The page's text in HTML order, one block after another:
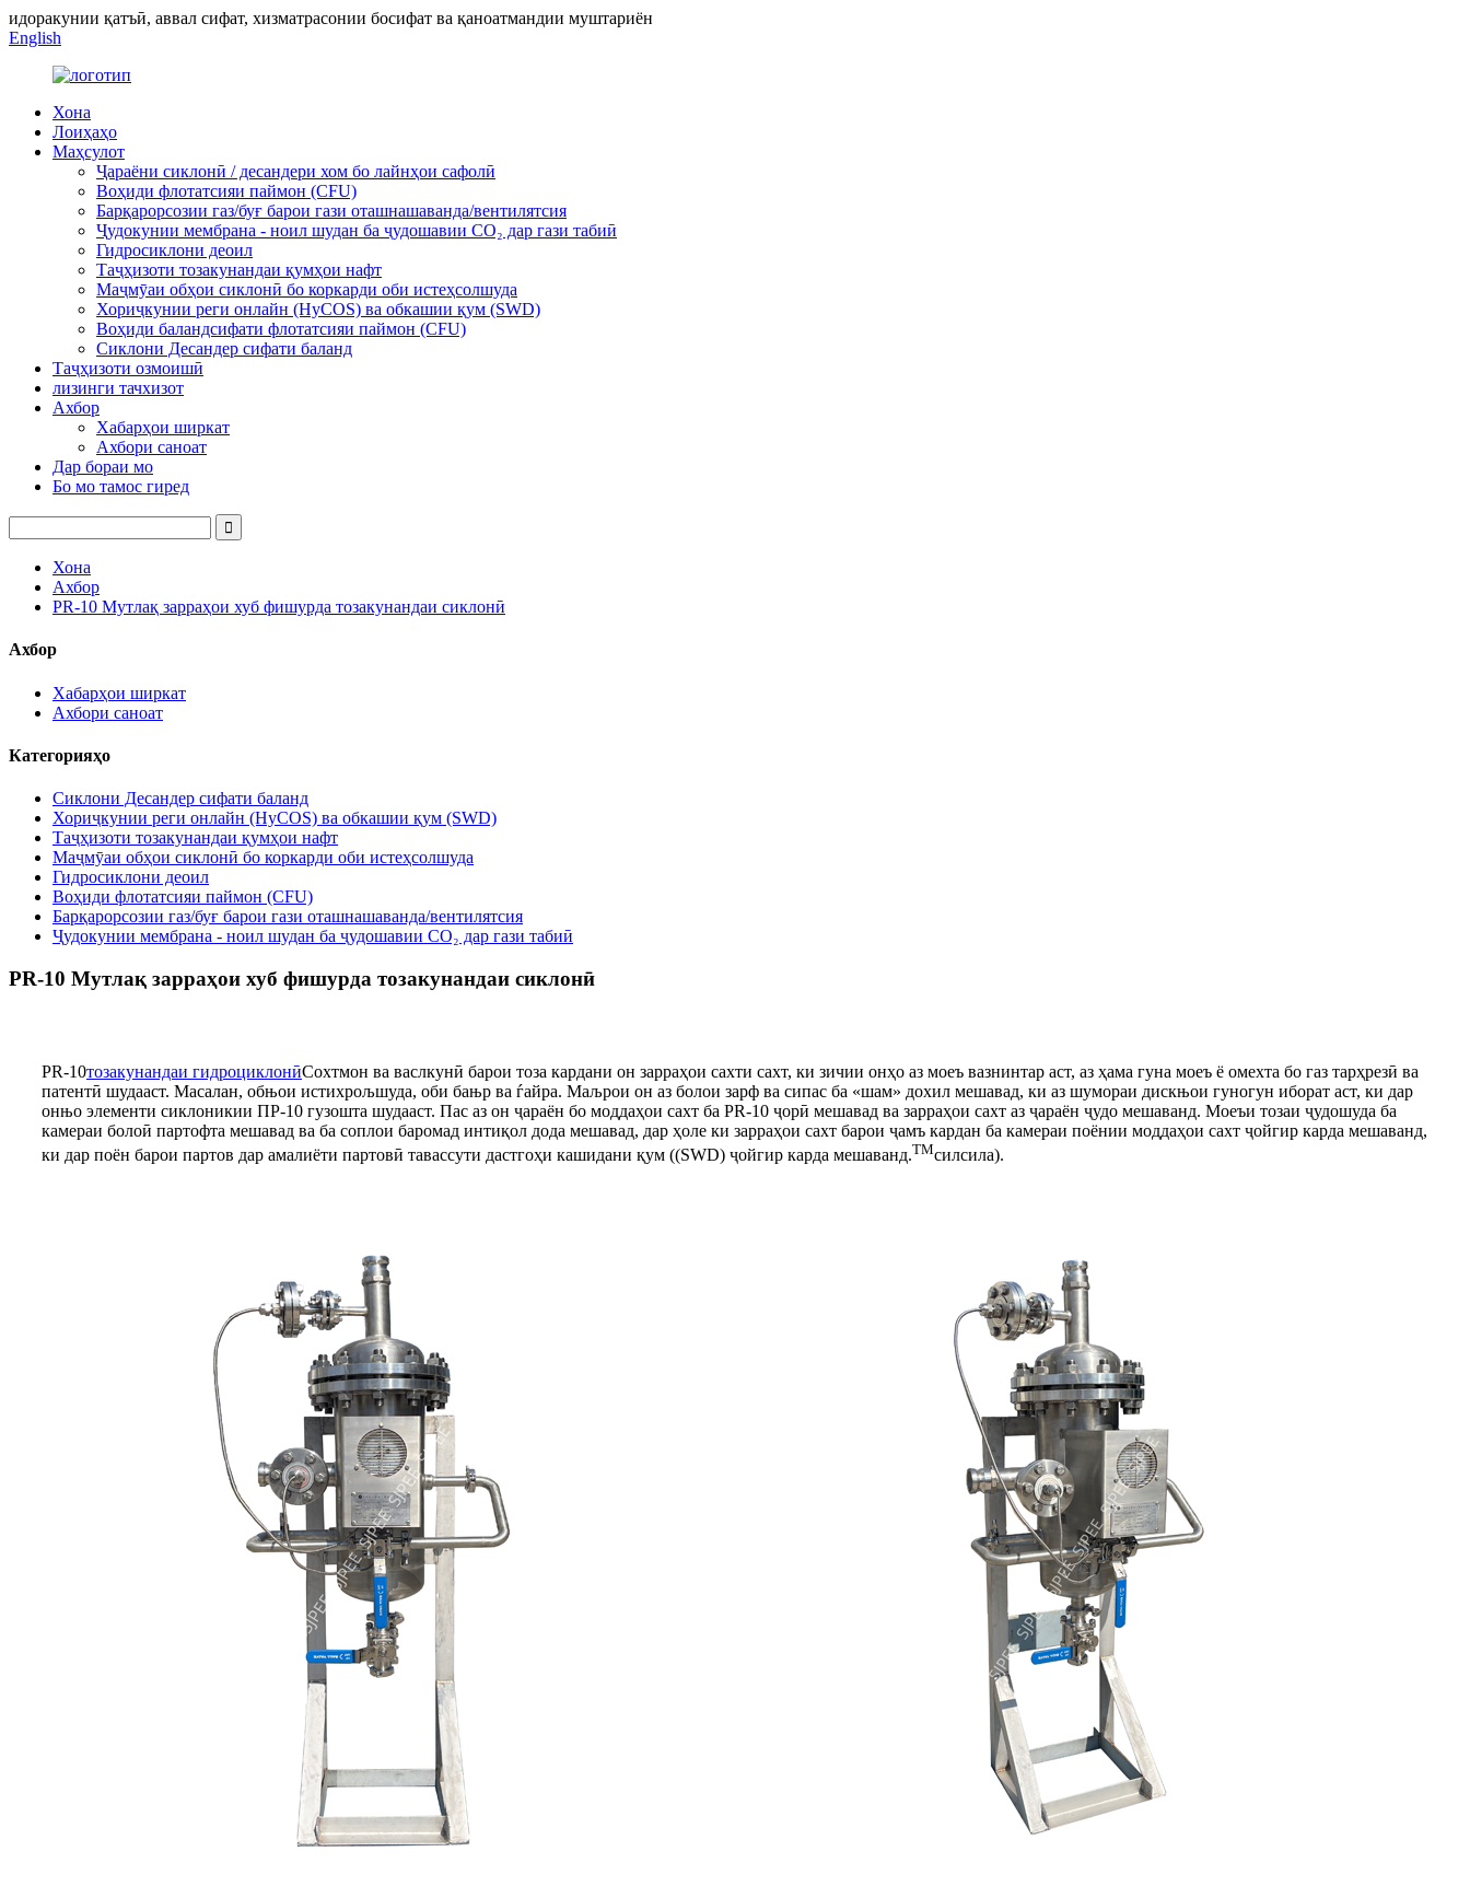
идоракунии қатъӣ, аввал сифат, хизматрасонии босифат ва қаноатмандии муштариён
English
Хона
Лоиҳаҳо
Маҳсулот
Ҷараёни сиклонӣ / десандери хом бо лайнҳои сафолӣ
Воҳиди флотатсияи паймон (CFU)
Барқарорсозии газ/буғ барои гази оташнашаванда/вентилятсия
Ҷудокунии мембрана - ноил шудан ба ҷудошавии CO₂ дар гази табиӣ
Гидросиклони деоил
Таҷҳизоти тозакунандаи қумҳои нафт
Маҷмӯаи обҳои сиклонӣ бо коркарди оби истеҳсолшуда
Хориҷкунии реги онлайн (HyCOS) ва обкашии қум (SWD)
Воҳиди баландсифати флотатсияи паймон (CFU)
Сиклони Десандер сифати баланд
Таҷҳизоти озмоишӣ
лизинги тачхизот
Ахбор
Хабарҳои ширкат
Ахбори саноат
Дар бораи мо
Бо мо тамос гиред
Хона
Ахбор
PR-10 Мутлақ зарраҳои хуб фишурда тозакунандаи сиклонӣ
Ахбор
Хабарҳои ширкат
Ахбори саноат
Категорияҳо
Сиклони Десандер сифати баланд
Хориҷкунии реги онлайн (HyCOS) ва обкашии қум (SWD)
Таҷҳизоти тозакунандаи қумҳои нафт
Маҷмӯаи обҳои сиклонӣ бо коркарди оби истеҳсолшуда
Гидросиклони деоил
Воҳиди флотатсияи паймон (CFU)
Барқарорсозии газ/буғ барои гази оташнашаванда/вентилятсия
Ҷудокунии мембрана - ноил шудан ба ҷудошавии CO₂ дар гази табиӣ
PR-10 Мутлақ зарраҳои хуб фишурда тозакунандаи сиклонӣ
PR-10тозакунандаи гидроциклонӣСохтмон ва васлкунӣ барои тоза кардани он зарраҳои сахти сахт, ки зичии онҳо аз моеъ вазнинтар аст, аз ҳама гуна моеъ ё омехта бо газ тарҳрезӣ ва
патентӣ шудааст. Масалан, обњои истихрољшуда, оби бањр ва ѓайра. Маљрои он аз болои зарф ва сипас ба «шам» дохил мешавад, ки аз шумораи дискњои гуногун иборат аст, ки дар
онњо элементи сиклоникии ПР-10 гузошта шудааст. Пас аз он ҷараён бо моддаҳои сахт ба PR-10 ҷорӣ мешавад ва зарраҳои сахт аз ҷараён ҷудо мешаванд. Моеъи тозаи ҷудошуда ба
камераи болоӣ партофта мешавад ва ба соплои баромад интиқол дода мешавад, дар ҳоле ки зарраҳои сахт барои ҷамъ кардан ба камераи поёнии моддаҳои сахт ҷойгир карда мешаванд,
ки дар поён барои партов дар амалиёти партовӣ тавассути дастгоҳи кашидани қум ((SWD) ҷойгир карда мешаванд.TMсилсила).